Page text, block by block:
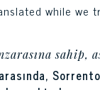
while we
sahip,
arasında,